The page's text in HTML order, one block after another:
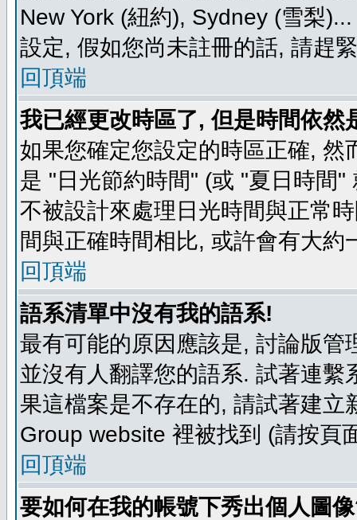
New York (紐約), Sydney (雪梨
設定, 假如您尚未註冊的話, 請趕
回頂端
我已經更改時區了, 但是時間依然
如果您確定您設定的時區正確,
是 "日光節約時間" (或 "夏日時間
不被設計來處理日光時間與正常
間與正確時間相比, 或許會有大約
回頂端
語系清單中沒有我的語系!
最有可能的原因應該是, 討論版
並沒有人翻譯您的語系. 試著連
果這檔案是不存在的, 請試著建
Group website 裡被找到 (請按頁
回頂端
要如何在我的帳號下秀出個人圖